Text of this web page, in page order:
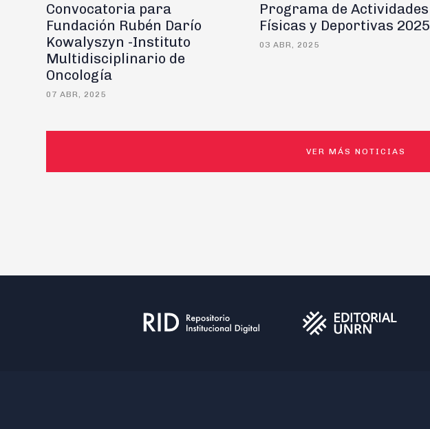
Convocatoria para
Fundación Rubén Darío
Kowalyszyn -Instituto
Multidisciplinario de
Oncología
07 ABR, 2025
Programa de Actividades
Físicas y Deportivas 2025
03 ABR, 2025
VER MÁS NOTICIAS